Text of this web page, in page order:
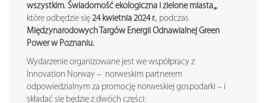
wszystkim. Świadomość ekologiczna i zielone miasta „,
które odbędzie się 24 kwietnia 2024 r., podczas
Międzynarodowych Targów Energii Odnawialnej Green
Power w Poznaniu.
Wydarzenie organizowane jest we współpracy z
Innovation Norway – norweskim partnerem
odpowiedzialnym za promocję norweskiej gospodarki – i
składać się będzie z dwóch części: